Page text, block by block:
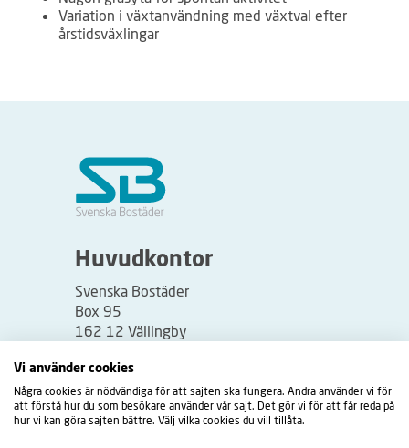
Variation i växtanvändning med växtval efter
årstidsväxlingar
Huvudkontor
Svenska Bostäder
Box 95
162 12 Vällingby
Besöksadress:
Vällingbyplan 2
Vi använder cookies
Några cookies är nödvändiga för att sajten ska fungera. Andra använder vi för
att förstå hur du som besökare använder vår sajt. Det gör vi för att får reda på
hur vi kan göra sajten bättre. Välj vilka cookies du vill tillåta.